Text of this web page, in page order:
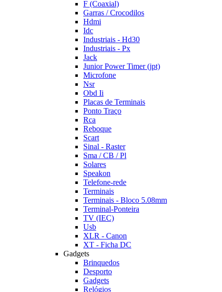
F (Coaxial)
Garras / Crocodilos
Hdmi
Idc
Industriais - Hd30
Industriais - Px
Jack
Junior Power Timer (jpt)
Microfone
Nsr
Obd Ii
Placas de Terminais
Ponto Traço
Rca
Reboque
Scart
Sinal - Raster
Sma / CB / Pl
Solares
Speakon
Telefone-rede
Terminais
Terminais - Bloco 5.08mm
Terminal-Ponteira
TV (IEC)
Usb
XLR - Canon
XT - Ficha DC
Gadgets
Brinquedos
Desporto
Gadgets
Relógios